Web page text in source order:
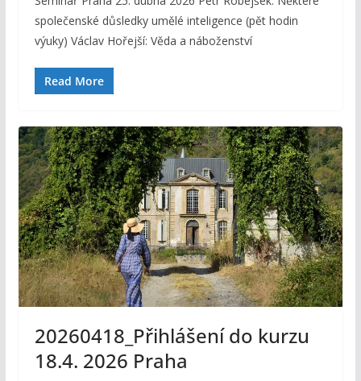
společenské důsledky umělé inteligence (pět hodin
výuky) Václav Hořejší: Věda a náboženství
Read More
20260418_Přihlášení do kurzu
18.4. 2026 Praha